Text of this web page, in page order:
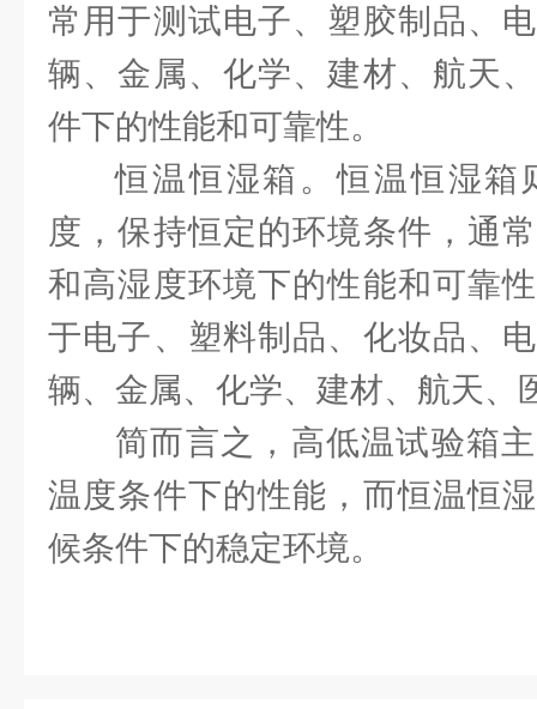
常用于测试电子、塑胶制品、
辆、金属、化学、建材、航天
件下的性能和可靠性。
恒温恒湿箱。恒温恒湿箱
度，保持恒定的环境条件，通
和高湿度环境下的性能和可靠
于电子、塑料制品、化妆品、
辆、金属、化学、建材、航天、
简而言之，高低温试验箱
温度条件下的性能，而恒温恒
候条件下的稳定环境。